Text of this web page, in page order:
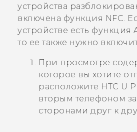
устройства
включена функция NFC.
устройстве есть функция
то ее также нужно
При просмотре
которое вы хотите
расположите HTC U
вторым телефоном
сторонами друг к